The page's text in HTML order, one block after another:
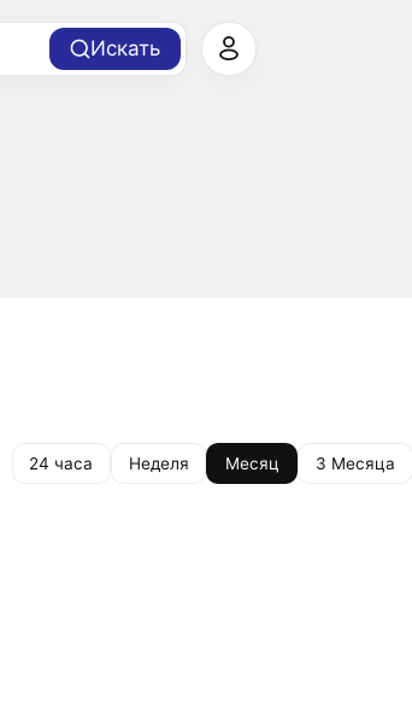
Искать
24 часа Неделя Месяц 3 Месяца